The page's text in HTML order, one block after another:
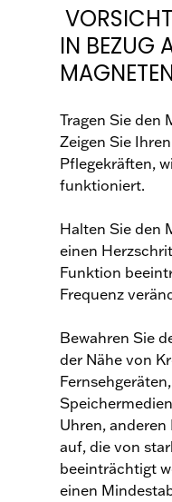
IN BEZUG
Tragen Sie den
Zeigen Sie
Pflegekräften,
funktioniert.
Halten Sie den
einen
Funktion
Frequenz
Bewahren Sie
der Nähe von
Uhren,
auf, die von
beeinträchtigt
einen